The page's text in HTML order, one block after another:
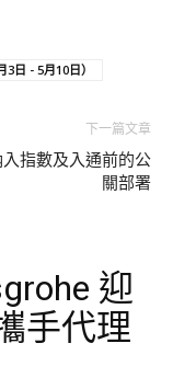
日 - 5月10日）
下一篇文章
入指數及入通前的公
關部署
迎
手代理